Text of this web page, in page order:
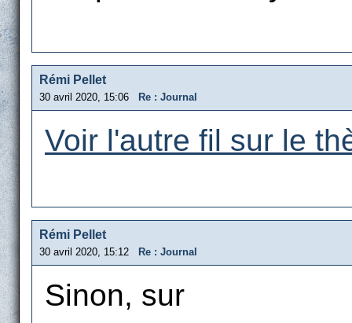
Rémi Pellet
30 avril 2020, 15:06 Re : Journal
Voir l'autre fil sur le
Rémi Pellet
30 avril 2020, 15:12 Re : Journal
Sinon, sur